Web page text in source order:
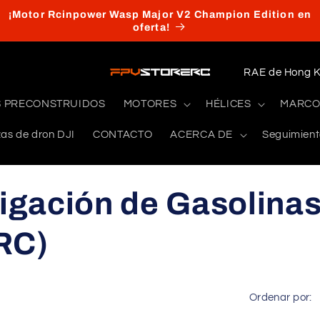
¡Motor Rcinpower Wasp Major V2 Champion Edition en
oferta!
PRECONSTRUIDOS MOTORES HÉLICES
de dron DJI CONTACTO ACERCA DE
P
s
/
e
de
Ordenar por: